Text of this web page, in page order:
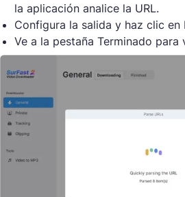
la aplicación analice la URL.
Configura la salida y haz clic en
Ve a la pestaña Terminado para